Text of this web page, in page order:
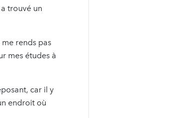
trouvé un
rends pas
mes études à
car il y
endroit où